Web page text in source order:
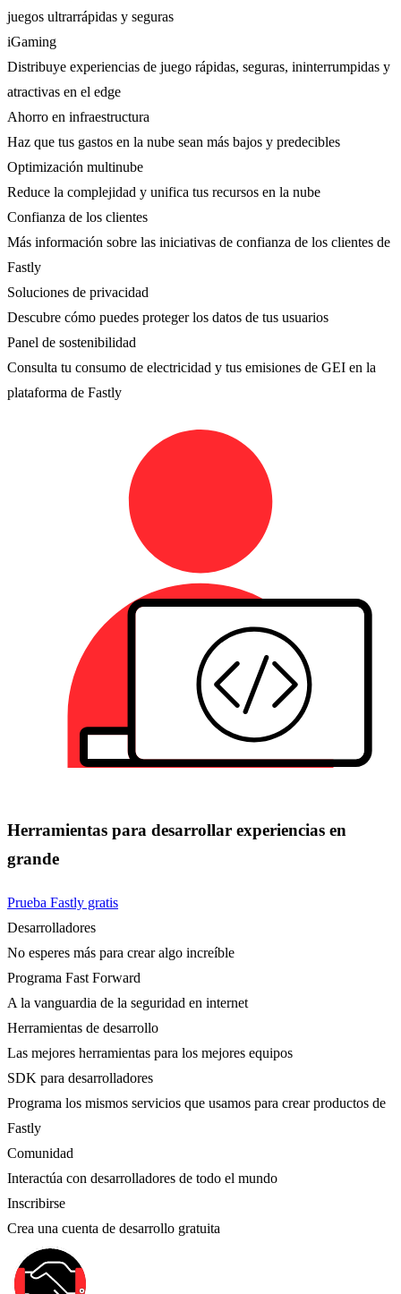
juegos ultrarrápidas y seguras
iGaming
Distribuye experiencias de juego rápidas, seguras, ininterrumpidas y
atractivas en el edge
Ahorro en infraestructura
Haz que tus gastos en la nube sean más bajos y predecibles
Optimización multinube
Reduce la complejidad y unifica tus recursos en la nube
Confianza de los clientes
Más información sobre las iniciativas de confianza de los clientes de
Fastly
Soluciones de privacidad
Descubre cómo puedes proteger los datos de tus usuarios
Panel de sostenibilidad
Consulta tu consumo de electricidad y tus emisiones de GEI en la
plataforma de Fastly
Herramientas para desarrollar experiencias en
grande
Prueba Fastly gratis
Desarrolladores
No esperes más para crear algo increíble
Programa Fast Forward
A la vanguardia de la seguridad en internet
Herramientas de desarrollo
Las mejores herramientas para los mejores equipos
SDK para desarrolladores
Programa los mismos servicios que usamos para crear productos de
Fastly
Comunidad
Interactúa con desarrolladores de todo el mundo
Inscribirse
Crea una cuenta de desarrollo gratuita